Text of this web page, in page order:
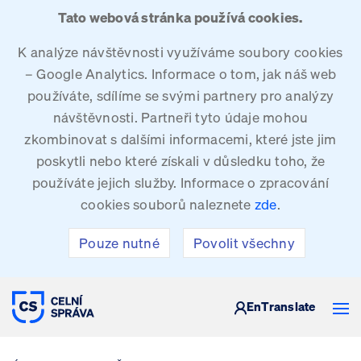
Tato webová stránka používá cookies.
K analýze návštěvnosti využíváme soubory cookies
– Google Analytics. Informace o tom, jak náš web
používáte, sdílíme se svými partnery pro analýzy
návštěvnosti. Partneři tyto údaje mohou
zkombinovat s dalšími informacemi, které jste jim
poskytli nebo které získali v důsledku toho, že
používáte jejich služby. Informace o zpracování
cookies souborů naleznete zde.
Pouze nutné Povolit všechny
CELNÍ SPRÁVA ČESKÉ REPUBLIKY
EnTranslate